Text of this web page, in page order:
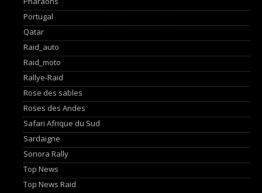
Portugal
Qatar
Raid_auto
Raid_moto
Rallye-Raid
Rose des sables
Roses des Andes
Safari Afrique du Sud
Sardaigne
Sonora Rally
Top News
Top News Raid